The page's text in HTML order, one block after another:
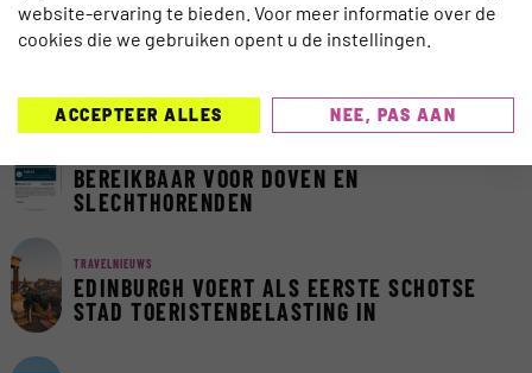
AI
AI ACT VAN KRACHT: ZORG DAT REIZIGERS
TRAVELNIEUWS
BEREIKBAAR VOOR DOVEN EN
SLECHTHORENDEN
TRAVELNIEUWS
EDINBURGH VOERT ALS EERSTE SCHOTSE
STAD TOERISTENBELASTING IN
website-ervaring te bieden. Voor meer informatie over de
cookies die we gebruiken opent u de instellingen.
ACCEPTEER ALLES NEE, PAS AAN